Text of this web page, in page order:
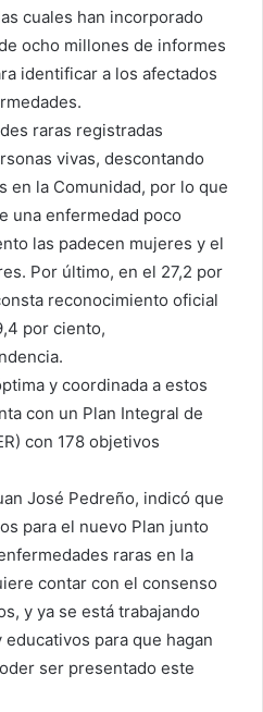
cuales han incorporado
ocho millones de informes
identificar a los afectados
raras registradas
vivas, descontando
en la Comunidad, por lo que
una enfermedad poco
las padecen mujeres y el
Por último, en el 27,2 por
reconocimiento oficial
por ciento,
y coordinada a estos
con un Plan Integral de
con 178 objetivos
José Pedreño, indicó que
para el nuevo Plan junto
raras en la
contar con el consenso
y ya se está trabajando
para que hagan
ser presentado este